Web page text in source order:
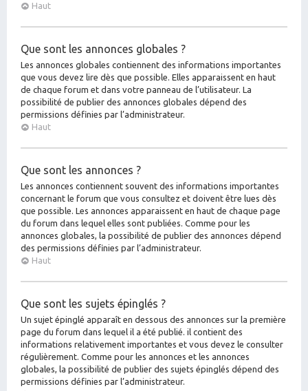
Haut
Que sont les annonces globales ?
Les annonces globales contiennent des informations importantes
que vous devez lire dès que possible. Elles apparaissent en haut
de chaque forum et dans votre panneau de l’utilisateur. La
possibilité de publier des annonces globales dépend des
permissions définies par l’administrateur.
Haut
Que sont les annonces ?
Les annonces contiennent souvent des informations importantes
concernant le forum que vous consultez et doivent être lues dès
que possible. Les annonces apparaissent en haut de chaque page
du forum dans lequel elles sont publiées. Comme pour les
annonces globales, la possibilité de publier des annonces dépend
des permissions définies par l’administrateur.
Haut
Que sont les sujets épinglés ?
Un sujet épinglé apparaît en dessous des annonces sur la première
page du forum dans lequel il a été publié. il contient des
informations relativement importantes et vous devez le consulter
régulièrement. Comme pour les annonces et les annonces
globales, la possibilité de publier des sujets épinglés dépend des
permissions définies par l’administrateur.